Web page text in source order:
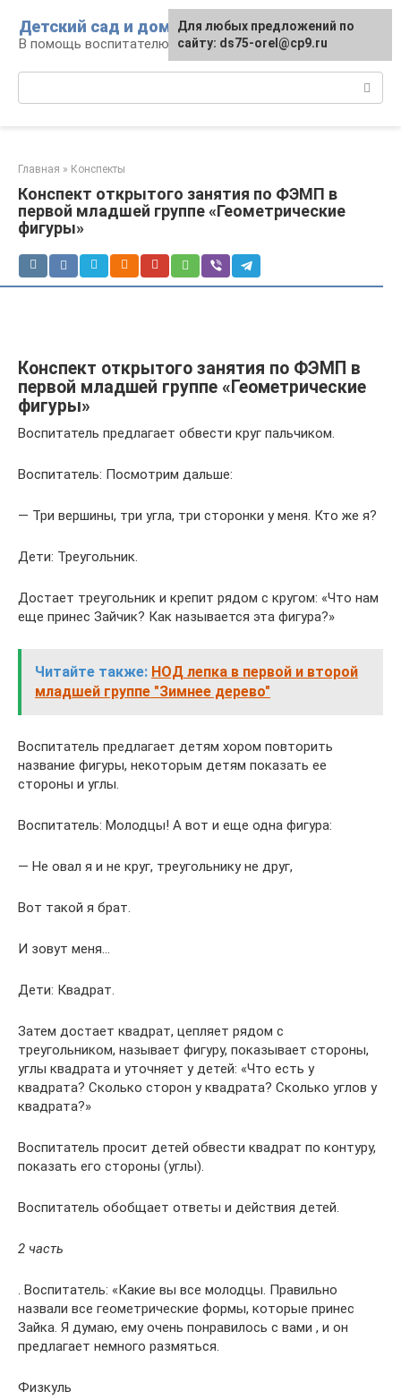
контенту
Детский сад и дом
В помощь воспитателю и родителям
Главная » Конспекты
Конспект открытого занятия по ФЭМП в
первой младшей группе «Геометрические
фигуры»
Конспект открытого занятия по ФЭМП в
первой младшей группе «Геометрические
фигуры»
Воспитатель предлагает обвести круг пальчиком.
Воспитатель: Посмотрим дальше:
— Три вершины, три угла, три сторонки у меня. Кто же я?
Дети: Треугольник.
Достает треугольник и крепит рядом с кругом: «Что нам
еще принес Зайчик? Как называется эта фигура?»
Читайте также: НОД лепка в первой и второй
младшей группе "Зимнее дерево"
Воспитатель предлагает детям хором повторить
название фигуры, некоторым детям показать ее
стороны и углы.
Воспитатель: Молодцы! А вот и еще одна фигура:
— Не овал я и не круг, треугольнику не друг,
Вот такой я брат.
И зовут меня…
Дети: Квадрат.
Затем достает квадрат, цепляет рядом с
треугольником, называет фигуру, показывает стороны,
углы квадрата и уточняет у детей: «Что есть у
квадрата? Сколько сторон у квадрата? Сколько углов у
квадрата?»
Воспитатель просит детей обвести квадрат по контуру,
показать его стороны (углы).
Воспитатель обобщает ответы и действия детей.
2 часть
. Воспитатель: «Какие вы все молодцы. Правильно
назвали все геометрические формы, которые принес
Зайка. Я думаю, ему очень понравилось с вами , и он
предлагает немного размяться.
Физкуль
Для любых предложений по
сайту: ds75-orel@cp9.ru